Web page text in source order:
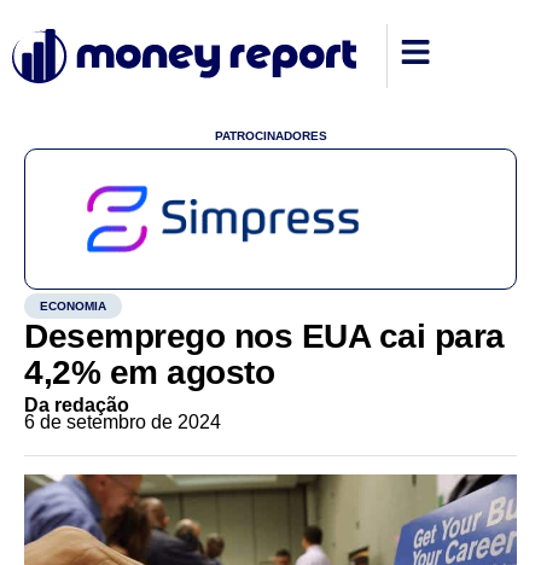
PATROCINADORES
ECONOMIA
Desemprego nos EUA cai para
4,2% em agosto
Da redação
6 de setembro de 2024